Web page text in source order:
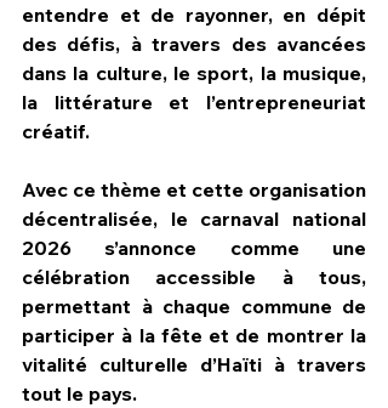
entendre et de rayonner, en dépit
des défis, à travers des avancées
dans la culture, le sport, la musique,
la littérature et l’entrepreneuriat
créatif.
Avec ce thème et cette organisation
décentralisée, le carnaval national
2026 s’annonce comme une
célébration accessible à tous,
permettant à chaque commune de
participer à la fête et de montrer la
vitalité culturelle d’Haïti à travers
tout le pays.